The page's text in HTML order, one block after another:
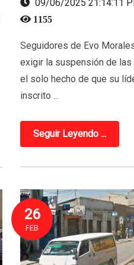
09/06/2025 21:14:11
1155
Seguidores de Evo
exigir la suspensión de
el solo hecho de que su
inscrito ...
Seguir Leyendo ...
26
FEB